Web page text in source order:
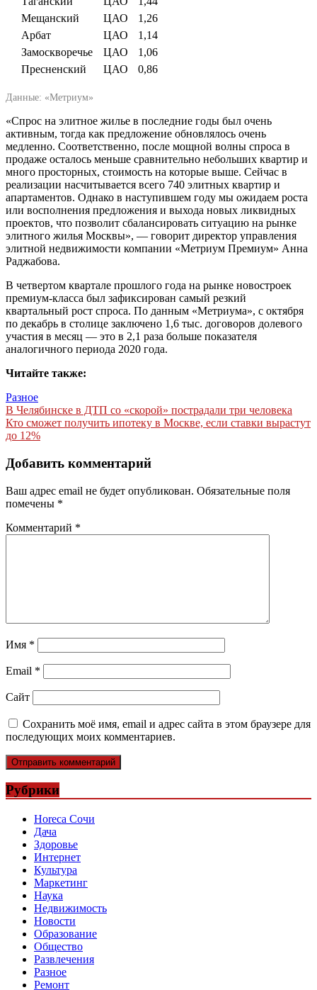
Мещанский
ЦАО
1,26
Арбат
ЦАО
1,14
Замоскворечье
ЦАО
1,06
Пресненский
ЦАО 0,86
Данные: «Метриум»
«Спрос на элитное жилье в последние годы был очень
активным, тогда как предложение обновлялось очень
медленно. Соответственно, после мощной волны спроса в
продаже осталось меньше сравнительно небольших квартир и
много просторных, стоимость на которые выше. Сейчас в
реализации насчитывается всего 740 элитных квартир и
апартаментов. Однако в наступившем году мы ожидаем роста
или восполнения предложения и выхода новых ликвидных
проектов, что позволит сбалансировать ситуацию на рынке
элитного жилья Москвы», — говорит директор управления
элитной недвижимости компании «Метриум Премиум» Анна
Раджабова.
В четвертом квартале прошлого года на рынке новостроек
премиум-класса был зафиксирован самый резкий
квартальный рост спроса. По данным «Метриума», с октября
по декабрь в столице заключено 1,6 тыс. договоров долевого
участия в месяц — это в 2,1 раза больше показателя
аналогичного периода 2020 года.
Читайте также:
Разное
Навигация
по
В Челябинске в ДТП со «скорой» пострадали три человека
Кто сможет получить ипотеку в Москве, если ставки вырастут
до 12%
Добавить комментарий
Ваш адрес email не будет опубликован. Обязательные поля
помечены *
Комментарий *
Имя *
Email *
Сайт
Сохранить моё имя, email и адрес сайта в этом браузере для
последующих моих комментариев.
Рубрики
Horeca Сочи
Дача
Здоровье
Интернет
Культура
Маркетинг
Наука
Недвижимость
Новости
Образование
Общество
Развлечения
Разное
Ремонт